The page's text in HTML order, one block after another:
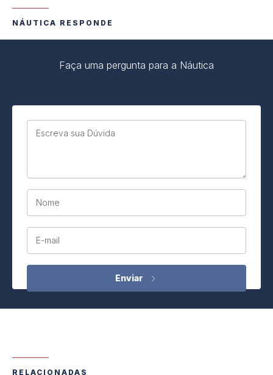
NÁUTICA RESPONDE
Faça uma pergunta para a Náutica
Escreva sua Dúvida
Nome
E-mail
RELACIONADAS